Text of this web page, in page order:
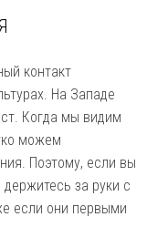
контакт
На Западе
Когда мы видим
можем
Поэтому, если вы
за руки с
если они первыми